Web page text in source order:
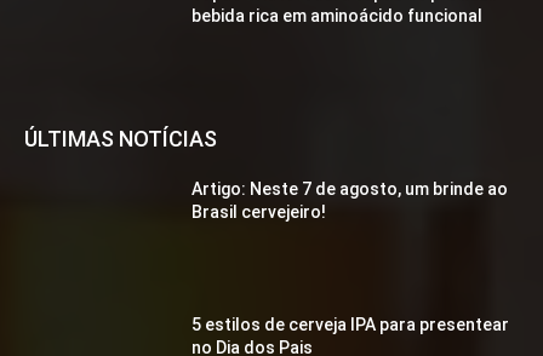
bebida rica em aminoácido funcional
ÚLTIMAS NOTÍCIAS
Artigo: Neste 7 de agosto, um brinde ao
Brasil cervejeiro!
5 estilos de cerveja IPA para presentear
no Dia dos Pais